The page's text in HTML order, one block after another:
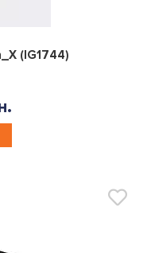
0
(IG1744)